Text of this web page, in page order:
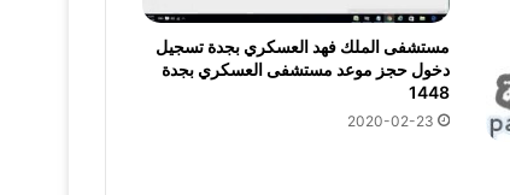
مستشفى الملك فهد العسكري بجدة تسجيل
دخول حجز موعد مستشفى العسكري بجدة
1448
2020-02-23